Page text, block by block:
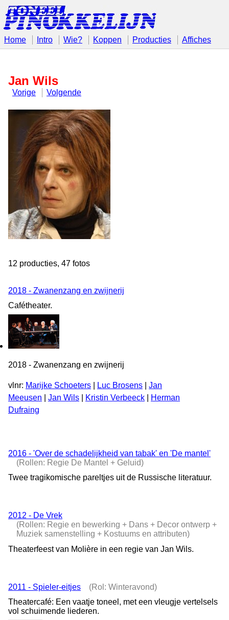
Home Intro Wie? Koppen Producties Affiches
Jan Wils
Vorige Volgende
12 producties, 47 fotos
2018 - Zwanenzang en zwijnerij
Cafétheater.
2018 - Zwanenzang en zwijnerij
vlnr: Marijke Schoeters Luc Brosens
Jan
Meeusen
Jan Wils Kristin Verbeeck
Herman
Dufraing
2016 - 'Over de schadelijkheid van tabak' en 'De mantel'
(Rollen: Regie De Mantel + Geluid)
Twee tragikomische pareltjes uit de Russische literatuur.
2012 - De Vrek
(Rollen: Regie en bewerking + Dans + Decor ontwerp +
Muziek samenstelling + Kostuums en attributen)
Theaterfeest van Molière in een regie van Jan Wils.
2011 - Spieler-eitjes
(Rol: Winteravond)
Theatercafé: Een vaatje toneel, met een vleugje vertelsels
vol schuimende liederen.